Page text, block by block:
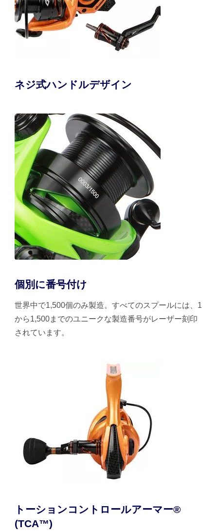
ネジ式ハンドルデザイン
個別に番号付け
世界中で1,500個のみ製造。すべてのスプールには、1
から1,500までのユニークな製造番号がレーザー刻印
されています。
トーションコントロールアーマー®
(TCA™)